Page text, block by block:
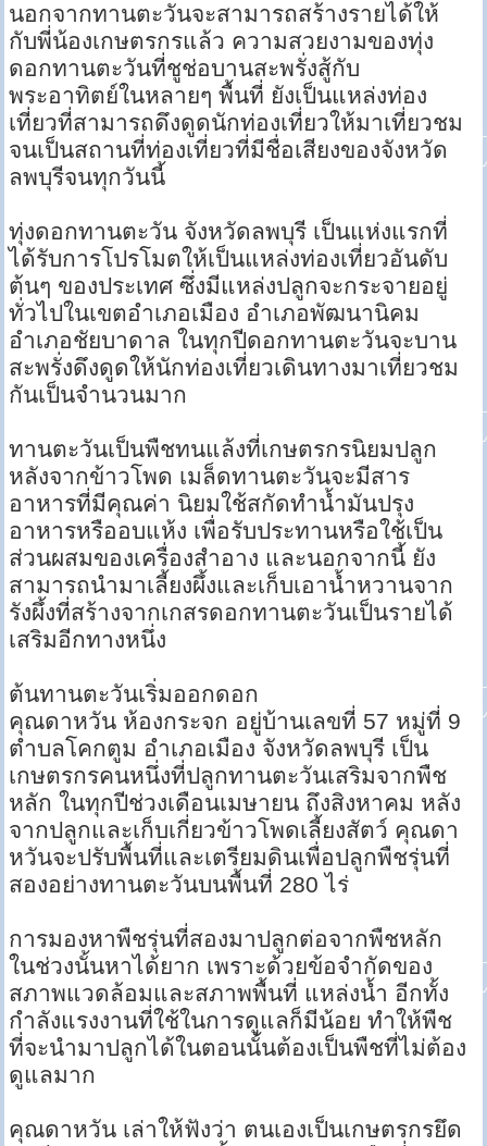
นอกจากทานตะวันจะสามารถสร้างรายได้ให้
กับพี่น้องเกษตรกรแล้ว ความสวยงามของทุ่ง
ดอกทานตะวันที่ชูช่อบานสะพรั่งสู้กับ
พระอาทิตย์ในหลายๆ พื้นที่ ยังเป็นแหล่งท่อง
เที่ยวที่สามารถดึงดูดนักท่องเที่ยวให้มาเที่ยวชม
จนเป็นสถานที่ท่องเที่ยวที่มีชื่อเสียงของจังหวัด
ลพบุรีจนทุกวันนี้
ทุ่งดอกทานตะวัน จังหวัดลพบุรี เป็นแห่งแรกที่
ได้รับการโปรโมตให้เป็นแหล่งท่องเที่ยวอันดับ
ต้นๆ ของประเทศ ซึ่งมีแหล่งปลูกจะกระจายอยู่
ทั่วไปในเขตอำเภอเมือง อำเภอพัฒนานิคม
อำเภอชัยบาดาล ในทุกปีดอกทานตะวันจะบาน
สะพรั่งดึงดูดให้นักท่องเที่ยวเดินทางมาเที่ยวชม
กันเป็นจำนวนมาก
ทานตะวันเป็นพืชทนแล้งที่เกษตรกรนิยมปลูก
หลังจากข้าวโพด เมล็ดทานตะวันจะมีสาร
อาหารที่มีคุณค่า นิยมใช้สกัดทำน้ำมันปรุง
อาหารหรืออบแห้ง เพื่อรับประทานหรือใช้เป็น
ส่วนผสมของเครื่องสำอาง และนอกจากนี้ ยัง
สามารถนำมาเลี้ยงผึ้งและเก็บเอาน้ำหวานจาก
รังผึ้งที่สร้างจากเกสรดอกทานตะวันเป็นรายได้
เสริมอีกทางหนึ่ง
ต้นทานตะวันเริ่มออกดอก
คุณดาหวัน ห้องกระจก อยู่บ้านเลขที่ 57 หมู่ที่ 9
ตำบลโคกตูม อำเภอเมือง จังหวัดลพบุรี เป็น
เกษตรกรคนหนึ่งที่ปลูกทานตะวันเสริมจากพืช
หลัก ในทุกปีช่วงเดือนเมษายน ถึงสิงหาคม หลัง
จากปลูกและเก็บเกี่ยวข้าวโพดเลี้ยงสัตว์ คุณดา
หวันจะปรับพื้นที่และเตรียมดินเพื่อปลูกพืชรุ่นที่
สองอย่างทานตะวันบนพื้นที่ 280 ไร่
การมองหาพืชรุ่นที่สองมาปลูกต่อจากพืชหลัก
ในช่วงนั้นหาได้ยาก เพราะด้วยข้อจำกัดของ
สภาพแวดล้อมและสภาพพื้นที่ แหล่งน้ำ อีกทั้ง
กำลังแรงงานที่ใช้ในการดูแลก็มีน้อย ทำให้พืช
ที่จะนำมาปลูกได้ในตอนนั้นต้องเป็นพืชที่ไม่ต้อง
ดูแลมาก
คุณดาหวัน เล่าให้ฟังว่า ตนเองเป็นเกษตรกรยึด